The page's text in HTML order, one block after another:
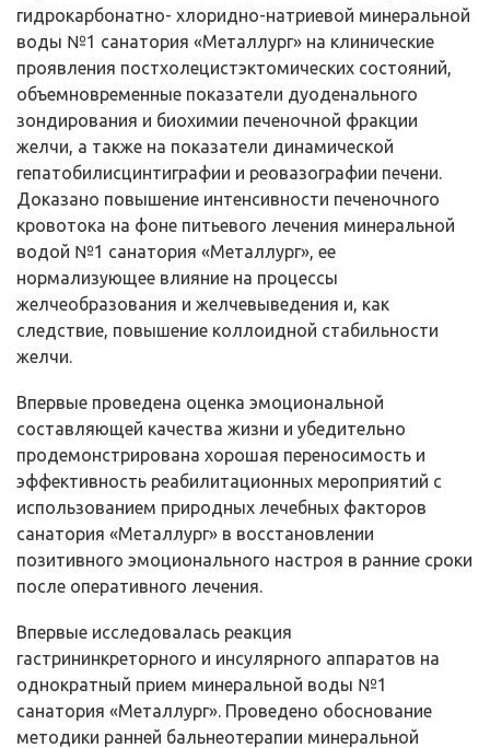
гидрокарбонатно- хлоридно-натриевой минеральной
воды №1 санатория «Металлург» на клинические
проявления постхолецистэктомических состояний,
объемно­временные показатели дуоденального
зондирования и биохимии печеночной фракции
желчи, а также на показатели динамической
гепатобилисцинтиграфии и реовазографии печени.
Доказано повышение интенсивности печеночного
кровотока на фоне питьевого лечения минеральной
водой №1 санатория «Металлург», ее
нормализующее влияние на процессы
желчеобразования и желчевыведения и, как
следствие, повышение коллоидной стабильности
желчи.
Впервые проведена оценка эмоциональной
составляющей качества жизни и убедительно
продемонстрирована хорошая переносимость и
эффективность реабилитационных мероприятий с
использованием природных лечебных факторов
санатория «Металлург» в восстановлении
позитивного эмоционального настроя в ранние сроки
после оперативного лечения.
Впервые исследовалась реакция
гастрининкреторного и инсулярного аппаратов на
однократный прием минеральной воды №1
санатория «Металлург». Проведено обоснование
методики ранней бальнеотерапии минеральной